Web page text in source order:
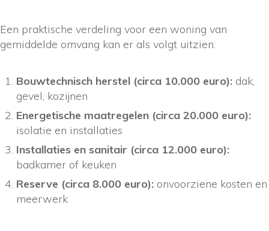
Een praktische verdeling voor een woning van
gemiddelde omvang kan er als volgt uitzien:
Bouwtechnisch herstel (circa 10.000 euro): dak,
gevel, kozijnen
Energetische maatregelen (circa 20.000 euro):
isolatie en installaties
Installaties en sanitair (circa 12.000 euro):
badkamer of keuken
Reserve (circa 8.000 euro): onvoorziene kosten en
meerwerk